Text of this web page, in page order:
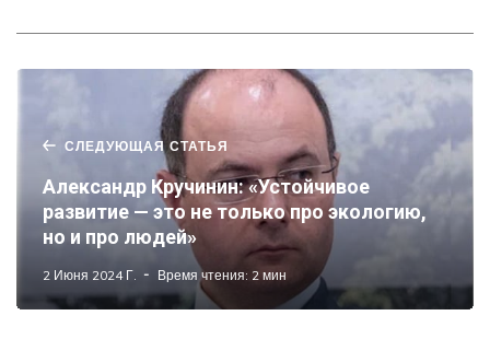
СЛЕДУЮЩАЯ СТАТЬЯ
Александр Кручинин: «Устойчивое
развитие — это не только про экологию,
но и про людей»
2 Июня 2024 Г. Время чтения: 2 мин